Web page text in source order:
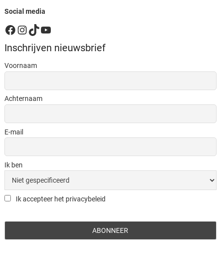
Social media
Facebook
Instagram
TikTok
YouTube
Inschrijven nieuwsbrief
Voornaam
Achternaam
E-mail
Ik ben
Ik accepteer het privacybeleid